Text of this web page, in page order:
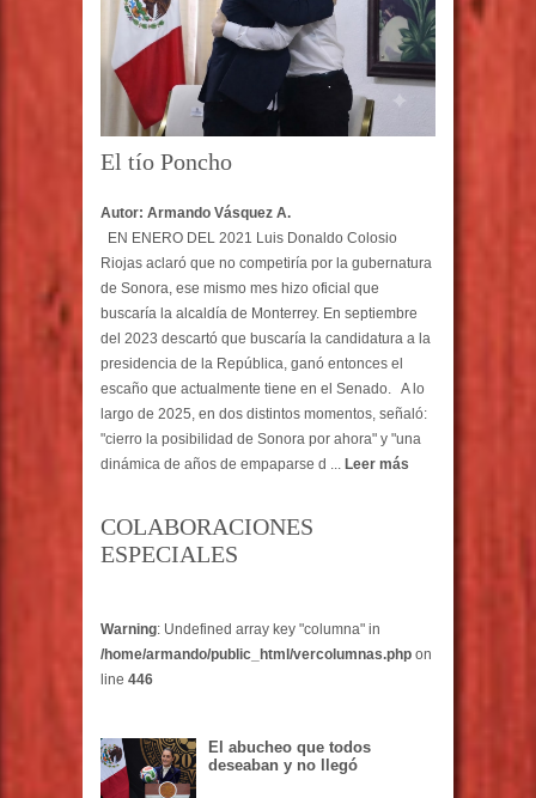
El tío Poncho
Autor: Armando Vásquez A.
EN ENERO DEL 2021 Luis Donaldo Colosio
Riojas aclaró que no competiría por la gubernatura
de Sonora, ese mismo mes hizo oficial que
buscaría la alcaldía de Monterrey. En septiembre
del 2023 descartó que buscaría la candidatura a la
presidencia de la República, ganó entonces el
escaño que actualmente tiene en el Senado. A lo
largo de 2025, en dos distintos momentos, señaló:
"cierro la posibilidad de Sonora por ahora" y "una
dinámica de años de empaparse d ... Leer más
COLABORACIONES
ESPECIALES
Warning: Undefined array key "columna" in
/home/armando/public_html/vercolumnas.php on
line 446
El abucheo que todos
deseaban y no llegó